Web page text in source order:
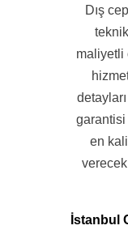
Dış
maliyetli
garantisi
en
İstanbul